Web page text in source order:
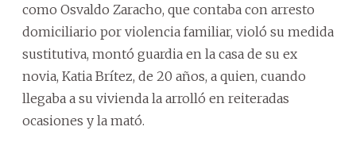
como Osvaldo Zaracho, que contaba con arresto
domiciliario por violencia familiar, violó su medida
sustitutiva, montó guardia en la casa de su ex
novia, Katia Brítez, de 20 años, a quien, cuando
llegaba a su vivienda la arrolló en reiteradas
ocasiones y la mató.